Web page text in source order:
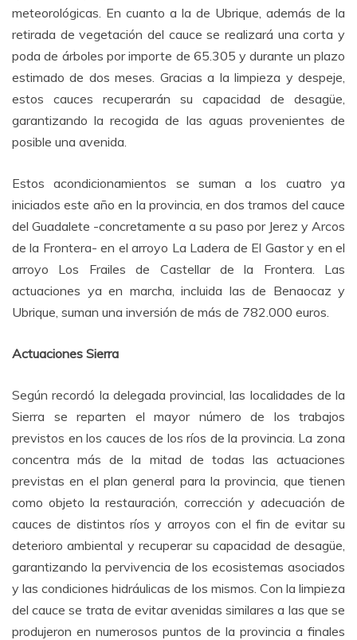
meteorológicas. En cuanto a la de Ubrique, además de la
retirada de vegetación del cauce se realizará una corta y
poda de árboles por importe de 65.305 y durante un plazo
estimado de dos meses. Gracias a la limpieza y despeje,
estos cauces recuperarán su capacidad de desagüe,
garantizando la recogida de las aguas provenientes de
posible una avenida.
Estos acondicionamientos se suman a los cuatro ya
iniciados este año en la provincia, en dos tramos del cauce
del Guadalete -concretamente a su paso por Jerez y Arcos
de la Frontera- en el arroyo La Ladera de El Gastor y en el
arroyo Los Frailes de Castellar de la Frontera. Las
actuaciones ya en marcha, incluida las de Benaocaz y
Ubrique, suman una inversión de más de 782.000 euros.
Actuaciones Sierra
Según recordó la delegada provincial, las localidades de la
Sierra se reparten el mayor número de los trabajos
previstos en los cauces de los ríos de la provincia. La zona
concentra más de la mitad de todas las actuaciones
previstas en el plan general para la provincia, que tienen
como objeto la restauración, corrección y adecuación de
cauces de distintos ríos y arroyos con el fin de evitar su
deterioro ambiental y recuperar su capacidad de desagüe,
garantizando la pervivencia de los ecosistemas asociados
y las condiciones hidráulicas de los mismos. Con la limpieza
del cauce se trata de evitar avenidas similares a las que se
produjeron en numerosos puntos de la provincia a finales